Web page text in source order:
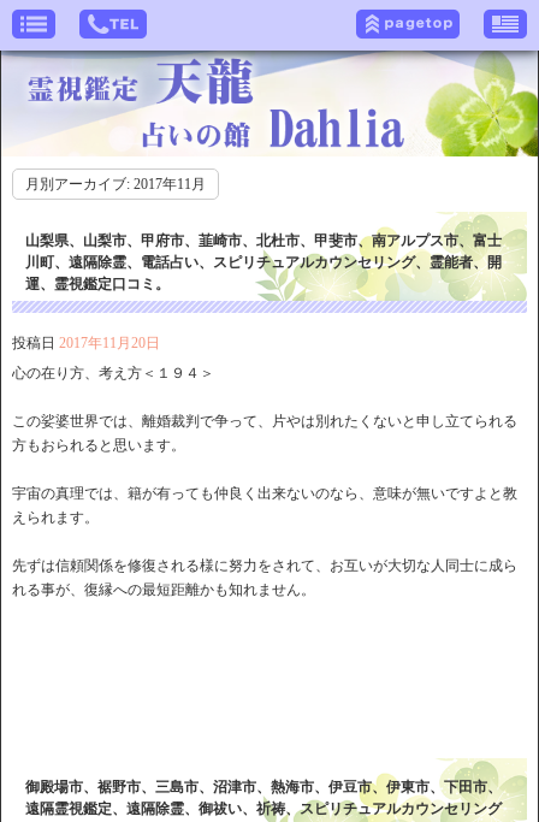
月別アーカイブ: 2017年11月
山梨県、山梨市、甲府市、韮崎市、北杜市、甲斐市、南アルプス市、富士
川町、遠隔除霊、電話占い、スピリチュアルカウンセリング、霊能者、開
運、霊視鑑定口コミ。
投稿日 2017年11月20日
心の在り方、考え方＜１９４＞
この娑婆世界では、離婚裁判で争って、片やは別れたくないと申し立てられる
方もおられると思います。
宇宙の真理では、籍が有っても仲良く出来ないのなら、意味が無いですよと教
えられます。
先ずは信頼関係を修復される様に努力をされて、お互いが大切な人同士に成ら
れる事が、復縁への最短距離かも知れません。
御殿場市、裾野市、三島市、沼津市、熱海市、伊豆市、伊東市、下田市、
遠隔霊視鑑定、遠隔除霊、御祓い、祈祷、スピリチュアルカウンセリング